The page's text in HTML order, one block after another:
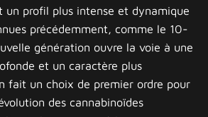
profil plus intense et dynamique
précédemment, comme le 10-
génération ouvre la voie à une
et un caractère plus
fait un choix de premier ordre pour
des cannabinoïdes